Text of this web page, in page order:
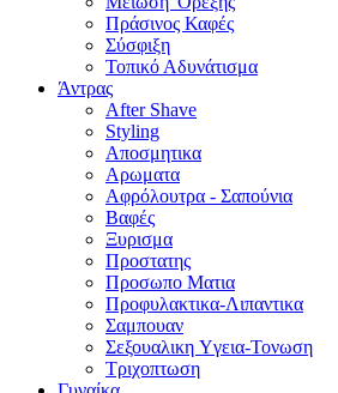
Πράσινος Καφές
Σύσφιξη
Τοπικό Αδυνάτισμα
Άντρας
After Shave
Styling
Αποσμητικα
Αρωματα
Αφρόλουτρα - Σαπούνια
Βαφές
Ξυρισμα
Προστατης
Προσωπο Ματια
Προφυλακτικα-Λιπαντικα
Σαμπουαν
Σεξουαλικη Yγεια-Τονωση
Τριχοπτωση